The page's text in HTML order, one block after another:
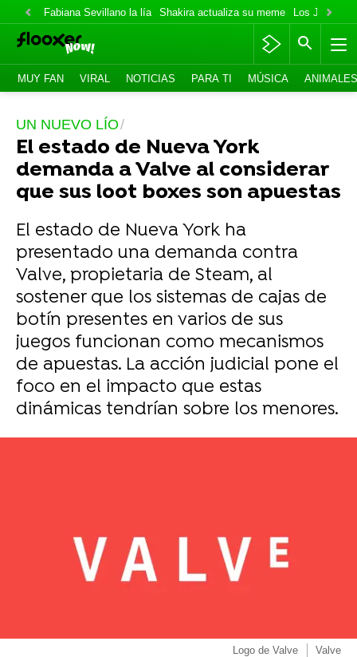
Fabiana Sevillano la lía Shakira actualiza su meme Los Jonas
MUY FAN VIRAL NOTICIAS PARA TI MÚSICA ANIMALES
UN NUEVO LÍO
El estado de Nueva York
demanda a Valve al considerar
que sus loot boxes son apuestas
El estado de Nueva York ha
presentado una demanda contra
Valve, propietaria de Steam, al
sostener que los sistemas de cajas de
botín presentes en varios de sus
juegos funcionan como mecanismos
de apuestas. La acción judicial pone el
foco en el impacto que estas
dinámicas tendrían sobre los menores.
Logo de Valve Valve